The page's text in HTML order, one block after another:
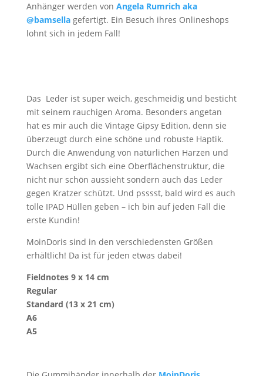
Anhänger werden von Angela Rumrich aka
@bamsellagefertigt. Ein Besuch ihres Onlineshops
lohnt sich in jedem Fall!
Das Leder ist super weich, geschmeidig und besticht
mit seinem rauchigen Aroma. Besonders angetan
hat es mir auch die Vintage Gipsy Edition, denn sie
überzeugt durch eine schöne und robuste Haptik.
Durch die Anwendung von natürlichen Harzen und
Wachsen ergibt sich eine Oberflächenstruktur, die
nicht nur schön aussieht sondern auch das Leder
gegen Kratzer schützt. Und psssst, bald wird es auch
tolle IPAD Hüllen geben – ich bin auf jeden Fall die
erste Kundin!
MoinDoris sind in den verschiedensten Größen
erhältlich! Da ist für jeden etwas dabei!
Fieldnotes 9 x 14 cm
Regular
Standard (13 x 21 cm)
A6
A5